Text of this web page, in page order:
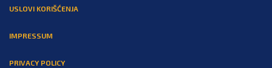
USLOVI KORIŠĆENJA
IMPRESSUM
PRIVACY POLICY